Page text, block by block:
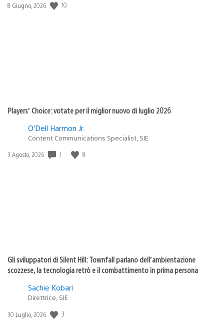
Data
8 Giugno, 2026 10
Players’ Choice: votate per il miglior nuovo di luglio 2026
O’Dell Harmon Jr.
Content Communications Specialist, SIE
Data
3 Agosto, 2026 1 8
Gli sviluppatori di Silent Hill: Townfall parlano dell’ambientazione
scozzese, la tecnologia retrò e il combattimento in prima persona
Sachie Kobari
Direttrice, SIE
Data
30 Luglio, 2026 3